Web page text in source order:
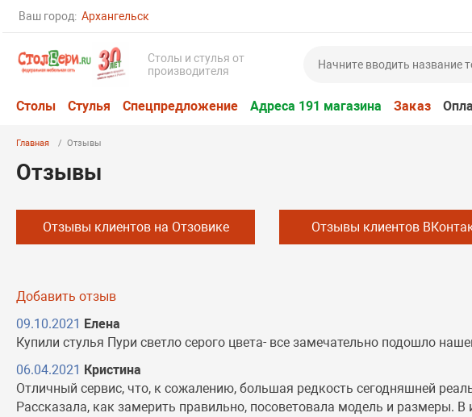
Ваш город: Архангельск
Столы и стулья от
производителя
Столы Стулья Спецпредложение Адреса 191 магазина Заказ
Главная Отзывы
Отзывы
Отзывы клиентов на Отзовике Отзывы клиентов
Добавить отзыв
09.10.2021 Елена
Купили стулья Пури светло серого цвета- все замечательно подошло
06.04.2021 Кристина
Отличный сервис, что, к сожалению, большая редкость сегодняшней
Рассказала, как замерить правильно, посоветовала модель и размеры.